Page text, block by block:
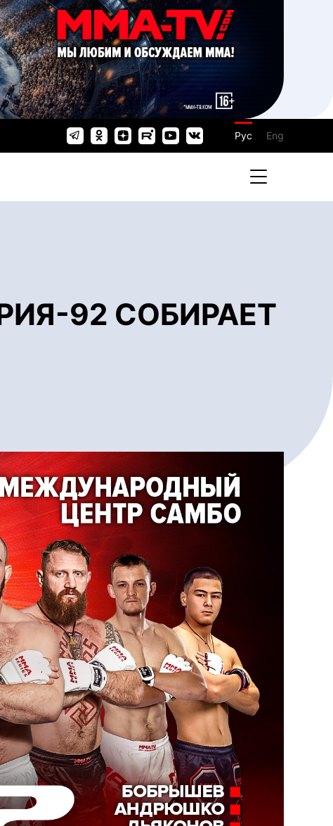
Рус Eng
92 СОБИРАЕТ